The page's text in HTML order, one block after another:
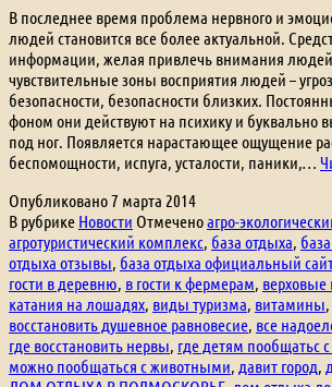
В последнее время проблема нервного и
людей становится все более актуальной.
информации, желая привлечь внимания
чувствительные зоны восприятия людей –
безопасности, безопасности близких.
фоном они действуют на психику и буквально
под ног. Появляется нарастающее ощущение
беспомощности, испуга, усталости, паники,…
Опубликовано7 марта 2014
В рубрике Новости Отмеченоагро-
агротуристический комплекс база отдыха
отдыха отзывы база отдыха официальный
гости в деревню в гости к фермерам верховые
катания на лошадях виды туризма витамины
восстановить душевное равновесие все
где восстановить нервы где детям пообщатьс
можно пообщаться с животными давит город